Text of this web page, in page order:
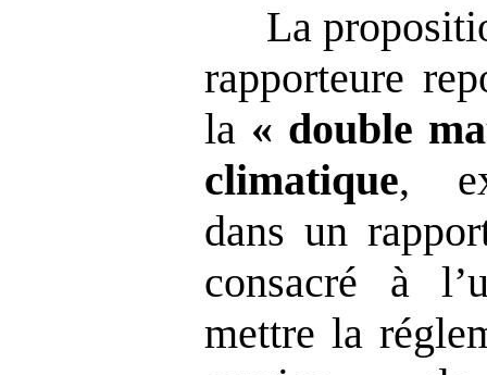
La
rapporteure
la « double
climatique,
dans un
consacré à
mettre la